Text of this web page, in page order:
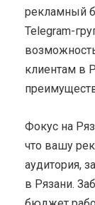
рекламный
Telegram-
клиентам в
Фокус на
что вашу
аудитория,
в Рязани.